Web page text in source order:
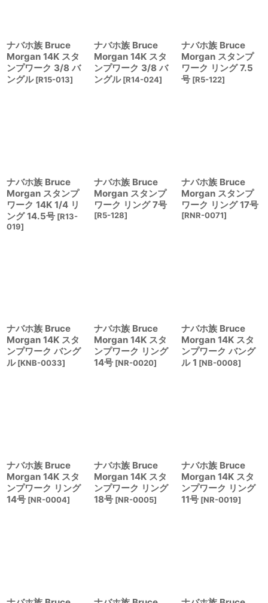
ナバホ族 Bruce
Morgan 14K スタ
ンプワーク 3/8 バ
ングル [R15-013]
ナバホ族 Bruce
Morgan 14K スタ
ンプワーク 3/8 バ
ングル [R14-024]
ナバホ族 Bruce
Morgan スタンプ
ワーク リング 7.5
号 [R5-122]
ナバホ族 Bruce
Morgan スタンプ
ワーク 14K 1/4 リ
ング 14.5号 [R13-
019]
ナバホ族 Bruce
Morgan スタンプ
ワーク リング 7号
[R5-128]
ナバホ族 Bruce
Morgan スタンプ
ワーク リング 17号
[RNR-0071]
ナバホ族 Bruce
Morgan 14K スタ
ンプワーク バング
ル [KNB-0033]
ナバホ族 Bruce
Morgan 14K スタ
ンプワーク リング
14号 [NR-0020]
ナバホ族 Bruce
Morgan 14K スタ
ンプワーク バング
ル 1 [NB-0008]
ナバホ族 Bruce
Morgan 14K スタ
ンプワーク リング
14号 [NR-0004]
ナバホ族 Bruce
Morgan 14K スタ
ンプワーク リング
18号 [NR-0005]
ナバホ族 Bruce
Morgan 14K スタ
ンプワーク リング
11号 [NR-0019]